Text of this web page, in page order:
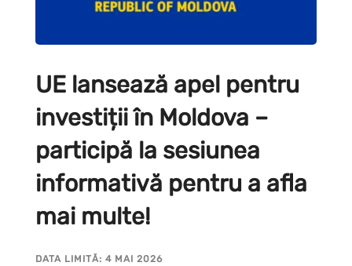
UE lansează apel pentru
investiții în Moldova –
participă la sesiunea
informativă pentru a afla
mai multe!
DATA LIMITĂ: 4 MAI 2026